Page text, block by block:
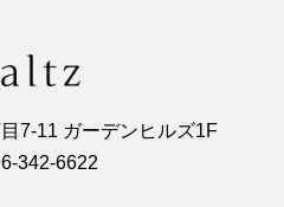
7-11 ガーデンヒルズ1F